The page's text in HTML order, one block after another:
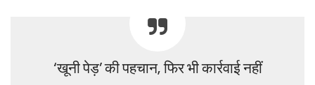
‘खूनी पेड़’ की पहचान, फिर भी कार्रवाई नहीं